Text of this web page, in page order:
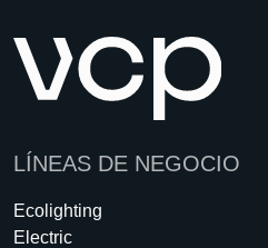
LÍNEAS DE NEGOCIO
Ecolighting
Electric